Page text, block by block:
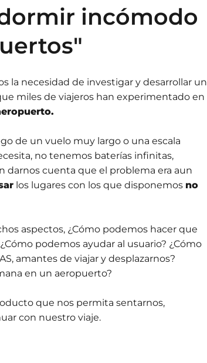
incómodo
la necesidad de investigar y desarrollar un
miles de viajeros han experimentado en
de un vuelo muy largo o una escala
no tenemos baterías infinitas,
darnos cuenta que el problema era aun
los lugares con los que disponemos no
aspectos, ¿Cómo podemos hacer que
podemos ayudar al usuario? ¿Cómo
amantes de viajar y desplazarnos?
en un aeropuerto?
que nos permita sentarnos,
con nuestro viaje.